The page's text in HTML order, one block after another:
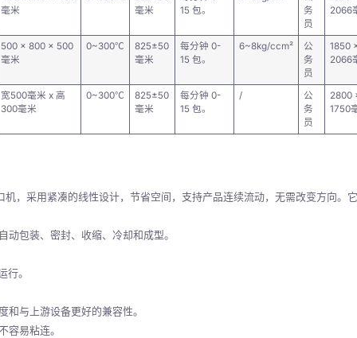
毫米
毫米
15 包。
务
员
2066
500 x 800 x 500
毫米
0~300℃
825±50
毫米
每分钟 0-
15 包。
6~8kg/ccm²
公
务
员
1850
2066
宽500毫米 x 高
300毫米
0~300℃
825±50
毫米
每分钟 0-
15 包。
/
公
务
员
2800
1750
，采用紧凑的线性设计，节省空间，支持产品连续流动，无需改变方向。
包装、密封、收缩、冷却和成型。
。
与上游设备更好的兼容性。
容易粘连。